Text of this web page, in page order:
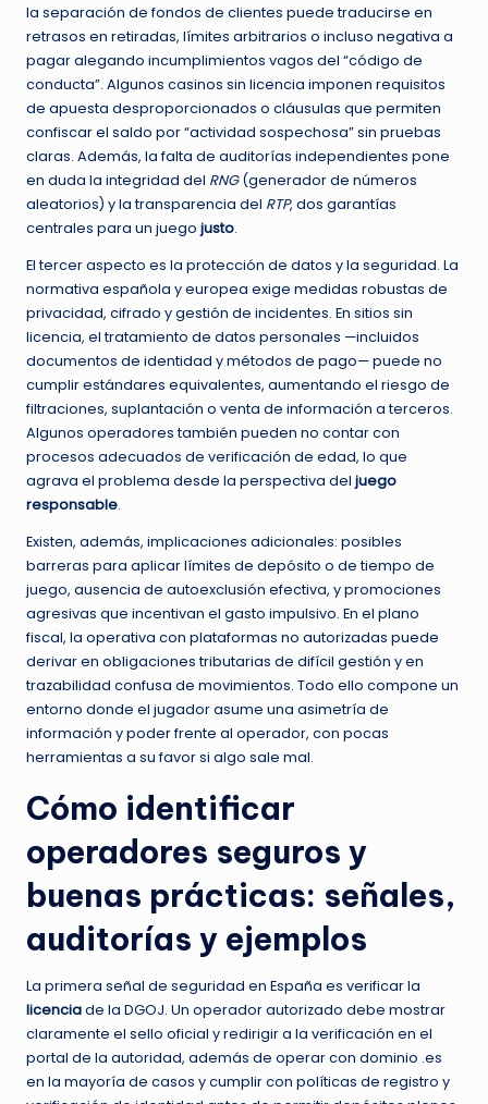
la separación de fondos de clientes puede traducirse en
retrasos en retiradas, límites arbitrarios o incluso negativa a
pagar alegando incumplimientos vagos del “código de
conducta”. Algunos casinos sin licencia imponen requisitos
de apuesta desproporcionados o cláusulas que permiten
confiscar el saldo por “actividad sospechosa” sin pruebas
claras. Además, la falta de auditorías independientes pone
en duda la integridad del RNG(generador de números
aleatorios) y la transparencia del RTP, dos garantías
centrales para un juego justo.
El tercer aspecto es la protección de datos y la seguridad. La
normativa española y europea exige medidas robustas de
privacidad, cifrado y gestión de incidentes. En sitios sin
licencia, el tratamiento de datos personales —incluidos
documentos de identidad y métodos de pago— puede no
cumplir estándares equivalentes, aumentando el riesgo de
filtraciones, suplantación o venta de información a terceros.
Algunos operadores también pueden no contar con
procesos adecuados de verificación de edad, lo que
agrava el problema desde la perspectiva del juego
responsable.
Existen, además, implicaciones adicionales: posibles
barreras para aplicar límites de depósito o de tiempo de
juego, ausencia de autoexclusión efectiva, y promociones
agresivas que incentivan el gasto impulsivo. En el plano
fiscal, la operativa con plataformas no autorizadas puede
derivar en obligaciones tributarias de difícil gestión y en
trazabilidad confusa de movimientos. Todo ello compone un
entorno donde el jugador asume una asimetría de
información y poder frente al operador, con pocas
herramientas a su favor si algo sale mal.
Cómo identificar
operadores seguros y
buenas prácticas: señales,
auditorías y ejemplos
La primera señal de seguridad en España es verificar la
licenciade la DGOJ. Un operador autorizado debe mostrar
claramente el sello oficial y redirigir a la verificación en el
portal de la autoridad, además de operar con dominio .es
en la mayoría de casos y cumplir con políticas de registro y